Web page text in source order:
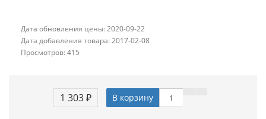
Дата обновления цены: 2020-09-22
Дата добавления товара: 2017-02-08
Просмотров: 415
1 303 ₽ В корзину